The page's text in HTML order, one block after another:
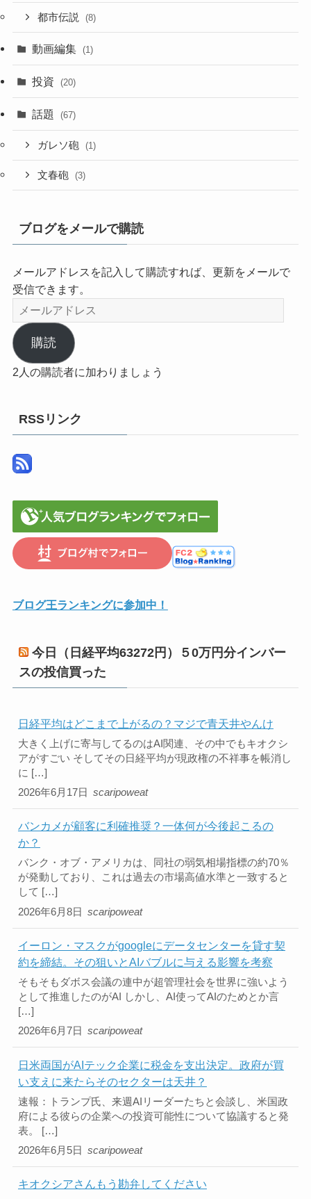
都市伝説 (8)
動画編集 (1)
投資 (20)
話題 (67)
ガレソ砲 (1)
文春砲 (3)
ブログをメールで購読
メールアドレスを記入して購読すれば、更新をメールで
受信できます。
ー
ル
ア
ド
購読
2人の購読者に加わりましょう
RSSリンク
ブログ王ランキングに参加中！
今日（日経平均63272円）５0万円分インバー
スの投信買った
日経平均はどこまで上がるの？マジで青天井やんけ
2026年6月17日
大きく上げに寄与してるのはAI関連、その中でもキオクシ
アがすごい そしてその日経平均が現政権の不祥事を帳消し
に […]
scaripoweat
バンカメが顧客に利確推奨？一体何が今後起こるの
か？
2026年6月8日
バンク・オブ・アメリカは、同社の弱気相場指標の約70％
が発動しており、これは過去の市場高値水準と一致すると
して […]
scaripoweat
イーロン・マスクがgoogleにデータセンターを貸す契
約を締結。その狙いとAIバブルに与える影響を考察
2026年6月7日
そもそもダボス会議の連中が超管理社会を世界に強いよう
として推進したのがAI しかし、AI使ってAIのためとか言
[…]
scaripoweat
日米両国がAIテック企業に税金を支出決定。政府が買
い支えに来たらそのセクターは天井？
2026年6月5日
速報：トランプ氏、来週AIリーダーたちと会談し、米国政
府による彼らの企業への投資可能性について協議すると発
表。 […]
scaripoweat
キオクシアさんもう勘弁してください